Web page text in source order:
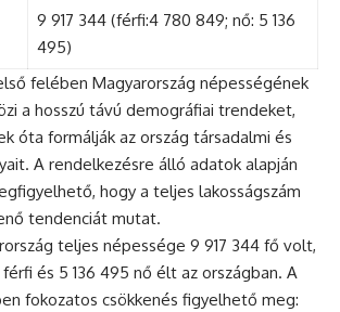
9 917 344 (férfi:4 780 849; nő: 5 136
495)
felében Magyarország népességének
a hosszú távú demográfiai trendeket,
óta formálják az ország társadalmi és
A rendelkezésre álló adatok alapján
hogy a teljes lakosságszám
tendenciát mutat.
teljes népessége 9 917 344 fő volt,
és 5 136 495 nő élt az országban. A
fokozatos csökkenés figyelhető meg: